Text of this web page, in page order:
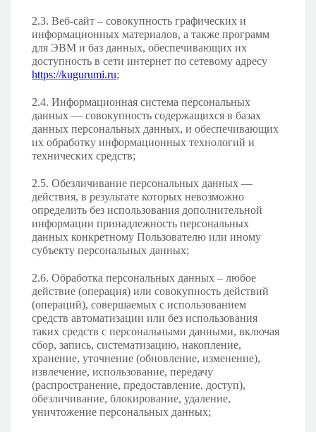
2.3. Веб-сайт – совокупность графических и
информационных материалов, а также программ
для ЭВМ и баз данных, обеспечивающих их
доступность в сети интернет по сетевому адресу
https://kugurumi.ru;
2.4. Информационная система персональных
данных — совокупность содержащихся в базах
данных персональных данных, и обеспечивающих
их обработку информационных технологий и
технических средств;
2.5. Обезличивание персональных данных —
действия, в результате которых невозможно
определить без использования дополнительной
информации принадлежность персональных
данных конкретному Пользователю или иному
субъекту персональных данных;
2.6. Обработка персональных данных – любое
действие (операция) или совокупность действий
(операций), совершаемых с использованием
средств автоматизации или без использования
таких средств с персональными данными, включая
сбор, запись, систематизацию, накопление,
хранение, уточнение (обновление, изменение),
извлечение, использование, передачу
(распространение, предоставление, доступ),
обезличивание, блокирование, удаление,
уничтожение персональных данных;